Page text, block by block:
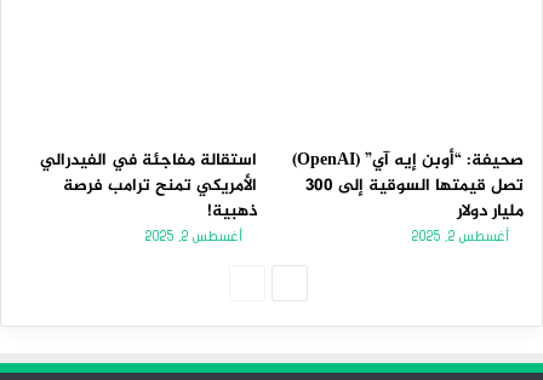
صحيفة: “أوبن إيه آي” (OpenAI)
تصل قيمتها السوقية إلى 300
مليار دولار
أغسطس 2, 2025
استقالة مفاجئة في الفيدرالي
الأمريكي تمنح ترامب فرصة
ذهبية!
أغسطس 2, 2025